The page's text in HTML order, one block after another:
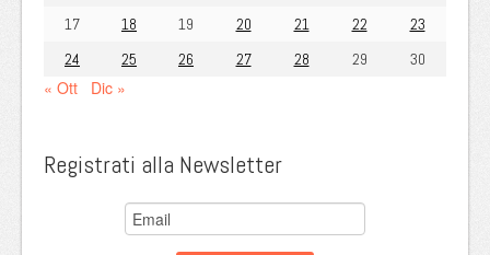
17
18 19 20 21 22
23
24
25 26 27 28 29 30
« Ott Dic »
Registrati alla Newsletter